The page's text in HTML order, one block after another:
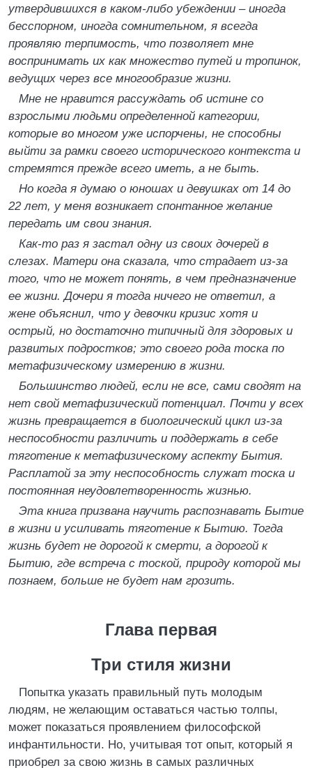
утвердившихся в каком-либо убеждении – иногда
бесспорном, иногда сомнительном, я всегда
проявляю терпимость, что позволяет мне
воспринимать их как множество путей и тропинок,
ведущих через все многообразие жизни.
Мне не нравится рассуждать об истине со
взрослыми людьми определенной категории,
которые во многом уже испорчены, не способны
выйти за рамки своего исторического контекста и
стремятся прежде всего иметь, а не быть.
Но когда я думаю о юношах и девушках от 14 до
22 лет, у меня возникает спонтанное желание
передать им свои знания.
Как-то раз я застал одну из своих дочерей в
слезах. Матери она сказала, что страдает из-за
того, что не может понять, в чем предназначение
ее жизни. Дочери я тогда ничего не ответил, а
жене объяснил, что у девочки кризис хотя и
острый, но достаточно типичный для здоровых и
развитых подростков; это своего рода тоска по
метафизическому измерению в жизни.
Большинство людей, если не все, сами сводят на
нет свой метафизический потенциал. Почти у всех
жизнь превращается в биологический цикл из-за
неспособности различить и поддержать в себе
тяготение к метафизическому аспекту Бытия.
Расплатой за эту неспособность служат тоска и
постоянная неудовлетворенность жизнью.
Эта книга призвана научить распознавать Бытие
в жизни и усиливать тяготение к Бытию. Тогда
жизнь будет не дорогой к смерти, а дорогой к
Бытию, где встреча с тоской, природу которой мы
познаем, больше не будет нам грозить.
Глава первая
Три стиля жизни
Попытка указать правильный путь молодым
людям, не желающим оставаться частью толпы,
может показаться проявлением философской
инфантильности. Но, учитывая тот опыт, который я
приобрел за свою жизнь в самых различных